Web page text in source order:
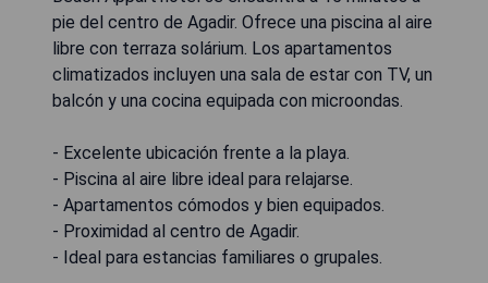
pie del centro de Agadir. Ofrece una piscina al aire
libre con terraza solárium. Los apartamentos
climatizados incluyen una sala de estar con TV, un
balcón y una cocina equipada con microondas.
- Excelente ubicación frente a la playa.
- Piscina al aire libre ideal para relajarse.
- Apartamentos cómodos y bien equipados.
- Proximidad al centro de Agadir.
- Ideal para estancias familiares o grupales.